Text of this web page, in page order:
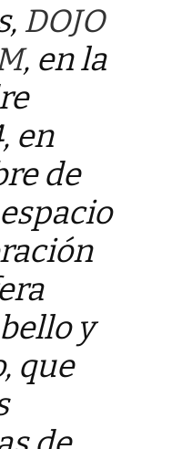
DOJO
, en la
en
de
y
que